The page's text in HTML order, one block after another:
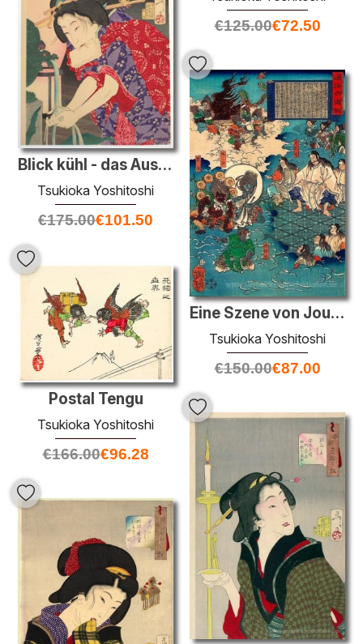
€125.00€72.50
Blick kühl - das Aussehen einer Konkubine des Bunka Era
Tsukioka Yoshitoshi
€175.00€101.50
Eine Szene von Journey to the West
Tsukioka Yoshitoshi
€150.00€87.00
Postal Tengu
Tsukioka Yoshitoshi
€166.00€96.28